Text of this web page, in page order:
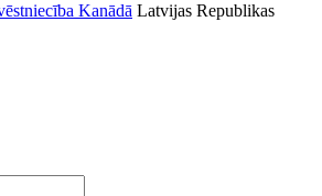
Latvijas Republikas